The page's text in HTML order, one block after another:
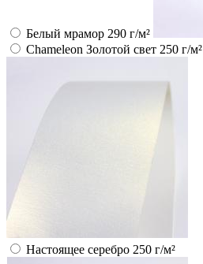
Белый мрамор 290 г/м²
Chameleon Золотой свет 250 г/м²
Настоящее серебро 250 г/м²